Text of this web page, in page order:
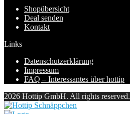
Shopübersicht
Deal senden
Kontakt
Links
Datenschutzerklärung
Impressum
FAQ – Interessantes über hottip
2026 Hottip GmbH. All rights reserved.